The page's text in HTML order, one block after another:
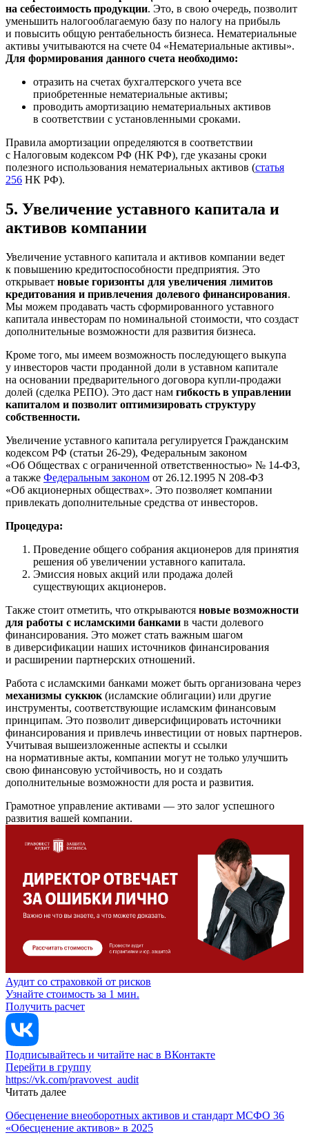
на себестоимость продукции. Это, в свою очередь, позволит
уменьшить налогооблагаемую базу по налогу на прибыль
и повысить общую рентабельность бизнеса. Нематериальные
активы учитываются на счете 04 «Нематериальные активы».
Для формирования данного счета необходимо:
отразить на счетах бухгалтерского учета все
приобретенные нематериальные активы;
проводить амортизацию нематериальных активов
в соответствии с установленными сроками.
Правила амортизации определяются в соответствии
с Налоговым кодексом РФ (НК РФ), где указаны сроки
полезного использования нематериальных активов (статья
256 НК РФ).
5. Увеличение уставного капитала и
активов компании
Увеличение уставного капитала и активов компании ведет
к повышению кредитоспособности предприятия. Это
открывает новые горизонты для увеличения лимитов
кредитования и привлечения долевого финансирования.
Мы можем продавать часть сформированного уставного
капитала инвесторам по номинальной стоимости, что создаст
дополнительные возможности для развития бизнеса.
Кроме того, мы имеем возможность последующего выкупа
у инвесторов части проданной доли в уставном капитале
на основании предварительного договора купли-продажи
долей (сделка РЕПО). Это даст нам гибкость в управлении
капиталом и позволит оптимизировать структуру
собственности.
Увеличение уставного капитала регулируется Гражданским
кодексом РФ (статьи 26-29), Федеральным законом
«Об Обществах с ограниченной ответственностью» № 14-ФЗ,
а также Федеральным законом от 26.12.1995 N 208-ФЗ
«Об акционерных обществах». Это позволяет компании
привлекать дополнительные средства от инвесторов.
Процедура:
Проведение общего собрания акционеров для принятия
решения об увеличении уставного капитала.
Эмиссия новых акций или продажа долей
существующих акционеров.
Также стоит отметить, что открываются новые возможности
для работы с исламскими банками в части долевого
финансирования. Это может стать важным шагом
в диверсификации наших источников финансирования
и расширении партнерских отношений.
Работа с исламскими банками может быть организована через
механизмы суккюк (исламские облигации) или другие
инструменты, соответствующие исламским финансовым
принципам. Это позволит диверсифицировать источники
финансирования и привлечь инвестиции от новых партнеров.
Учитывая вышеизложенные аспекты и ссылки
на нормативные акты, компании могут не только улучшить
свою финансовую устойчивость, но и создать
дополнительные возможности для роста и развития.
Грамотное управление активами — это залог успешного
развития вашей компании.
Аудит со страховкой от рисков
Узнайте стоимость за 1 мин.
Получить расчет
Подписывайтесь и читайте нас в ВКонтакте
Перейти в группу
https://vk.com/pravovest_audit
Читать далее
Обесценение внеоборотных активов и стандарт МСФО 36
«Обесценение активов» в 2025